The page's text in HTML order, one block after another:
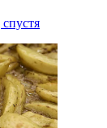
спустя